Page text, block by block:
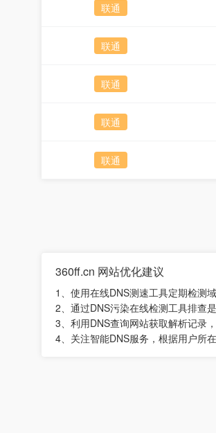
联通
联通
联通
联通
联通
360ff.cn 网站优化建议
1、使用在线DNS测速工具定期检测
2、通过DNS污染在线检测工具排查
3、利用DNS查询网站获取解析记录
4、关注智能DNS服务，根据用户所